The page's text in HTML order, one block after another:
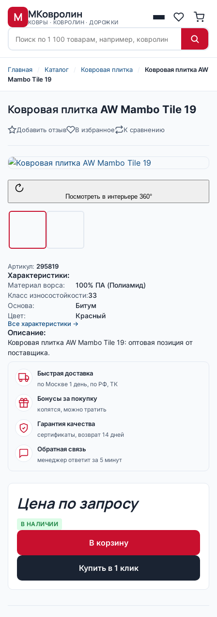
М МКовролин
КОВРЫ · КОВРОЛИН · ДОРОЖКИ
Главная / Каталог / Ковровая плитка /
Ковровая плитка AW
Mambo Tile 19
Ковровая плитка AW Mambo Tile 19
Добавить отзыв В избранное К сравнению
Посмотреть в интерьере 360°
Артикул: 295819
Характеристики:
Материал ворса:
100% ПА (Полиамид)
Класс износостойкости:33
Основа:
Битум
Цвет:
Красный
Все характеристики →
Описание:
Ковровая плитка AW Mambo Tile 19: оптовая позиция от
поставщика.
Быстрая доставка
по Москве 1 день, по РФ, ТК
Бонусы за покупку
копятся, можно тратить
Гарантия качества
сертификаты, возврат 14 дней
Обратная связь
менеджер ответит за 5 минут
Цена по запросу
В НАЛИЧИИ
В корзину
Купить в 1 клик